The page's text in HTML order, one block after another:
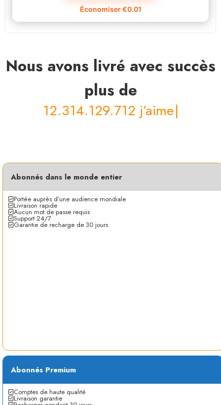
Économiser €0.01
Nous avons livré avec succès
plus de
120.721.312.512|
Abonnés dans le monde entier
Portée auprès d’une audience mondiale
Livraison rapide
Aucun mot de passe requis
Support 24/7
Garantie de recharge de 30 jours
Abonnés Premium
Comptes de haute qualité
Livraison garantie